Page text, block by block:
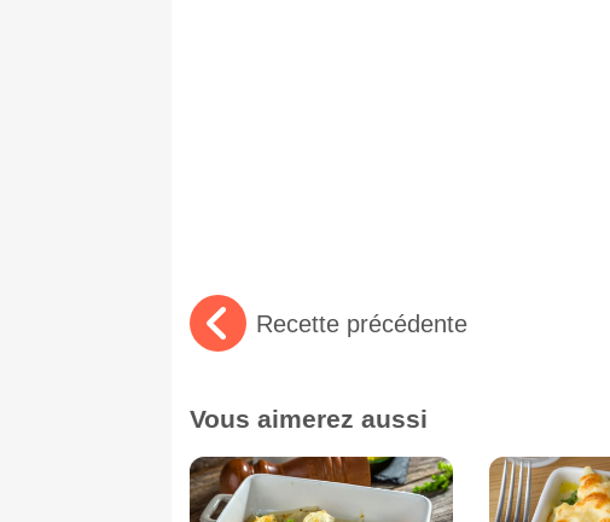
Recette précédente
Vous aimerez aussi